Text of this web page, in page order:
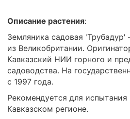
Описание растения:
Земляника садовая
из Великобритании.
Кавказский НИИ горного и
садоводства. На
с 1997 года.
Рекомендуется для
Кавказском регионе.